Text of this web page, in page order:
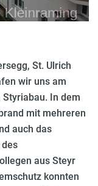
St. Ulrich
wir uns am
In dem
mit mehreren
auch das
aus Steyr
konnten